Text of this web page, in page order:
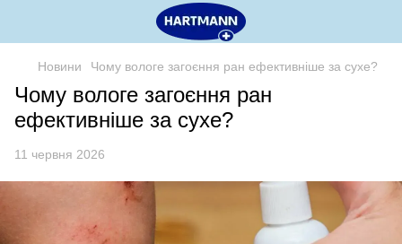
Новини Чому вологе загоєння ран ефективніше за сухе?
Чому вологе загоєння ран
ефективніше за сухе?
11 червня 2026